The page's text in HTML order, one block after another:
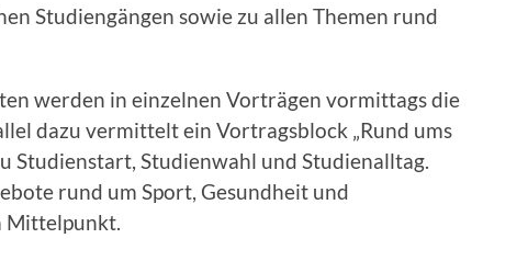
Studiengängen sowie zu allen Themen rund
werden in einzelnen Vorträgen vormittags die
dazu vermittelt ein Vortragsblock „Rund ums
Studienstart, Studienwahl und Studienalltag.
rund um Sport, Gesundheit und
Mittelpunkt.